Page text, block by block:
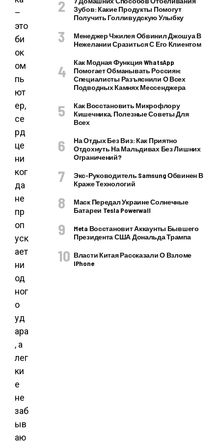
–
это
би
ок
ом
пь
ют
ер,
се
рд
це
ни
ког
да
не
пр
оп
уск
ает
ни
од
ног
о
уд
ара
, а
лег
ки
е
не
заб
ыв
аю
Зубов: Какие Продукты Помогут
Получить Голливудскую Улыбку
Менеджер Чжилея Обвинил Джошуа В
Нежелании Сразиться С Его Клиентом
Как Модная Функция WhatsApp
Помогает Обманывать Россиян:
Специалисты Разъяснили О Всех
Подводных Камнях Мессенджера
Как Восстановить Микрофлору
Кишечника, Полезные Советы Для
Всех
На Отдых Без Виз: Как Приятно
Отдохнуть На Мальдивах Без Лишних
Ограничений?
Экс-Руководитель Samsung Обвинен В
Краже Технологий
Маск Передал Украине Солнечные
Батареи Tesla Powerwall
Meta Восстановит Аккаунты Бывшего
Президента США Дональда Трампа
Власти Китая Рассказали О Взломе
IPhone